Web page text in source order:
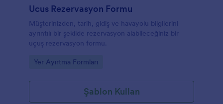
Ucus Rezervasyon Formu
Müşterinizden, tarih, gidiş ve havayolu bilgilerini
ayrıntılı bir şekilde rezervasyon alabileceğiniz bir
uçuş rezervasyon formu.
Go to Category:
Yer Ayırtma Formları
Şablon Kullan